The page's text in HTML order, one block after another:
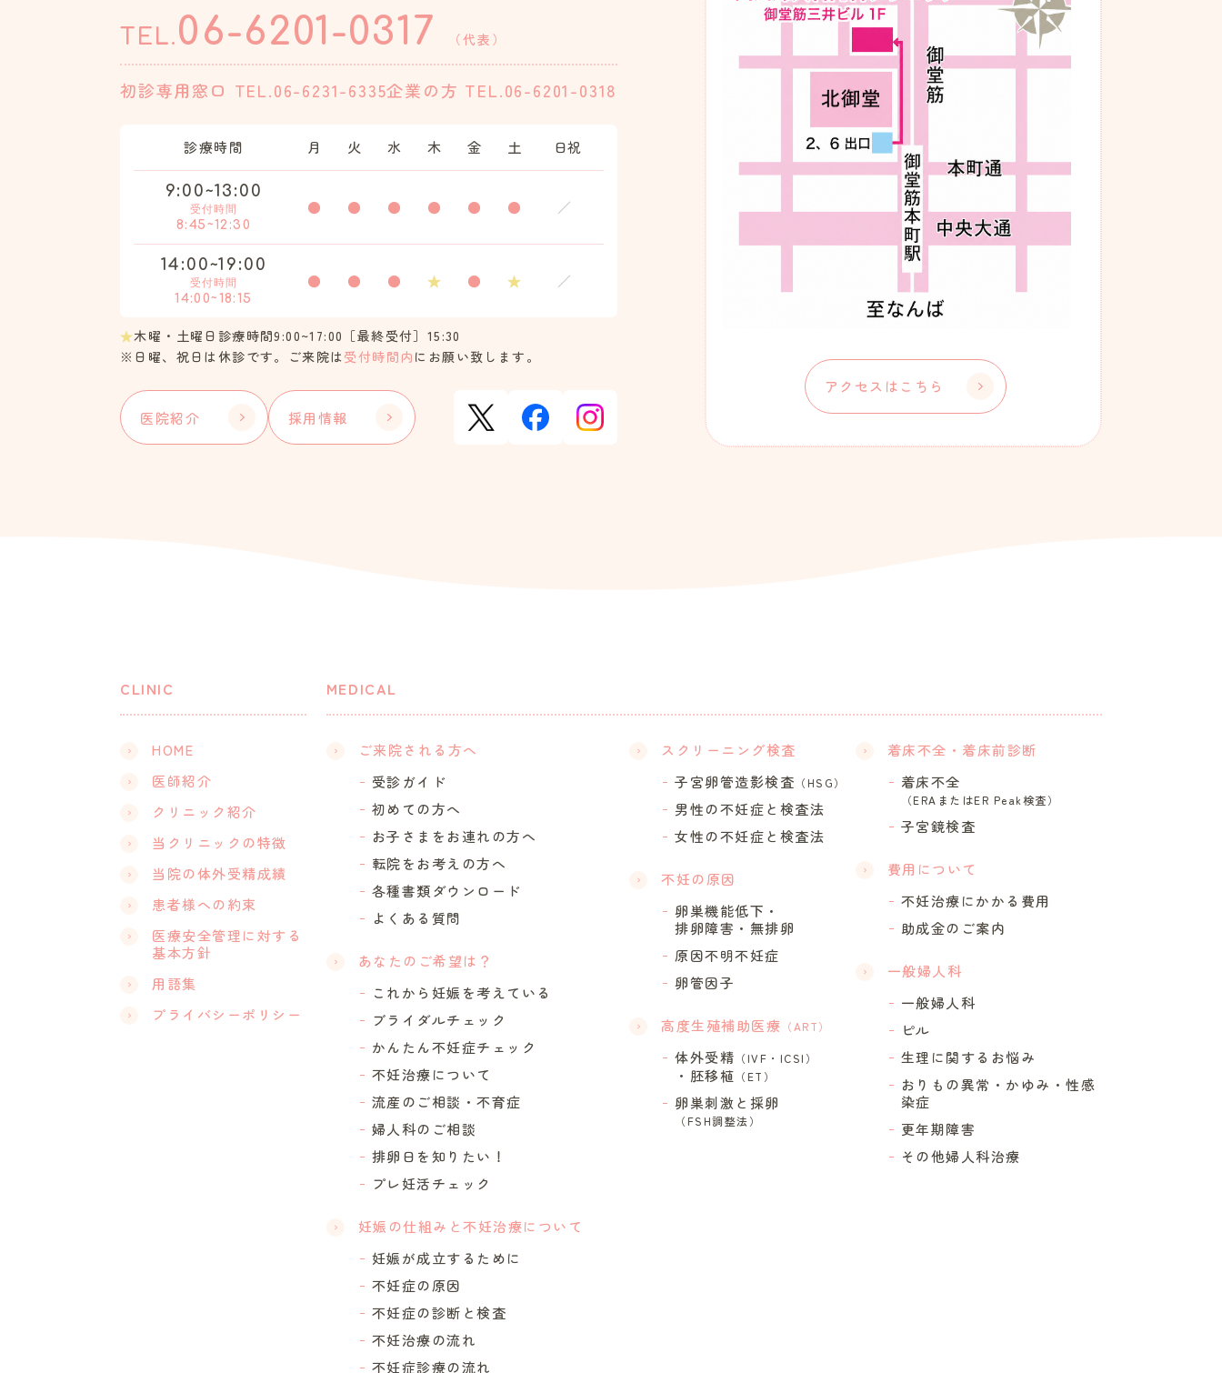
TEL.06-6201-0317 （代表）
初診専用窓口 TEL.06-6231-6335企業の方 TEL.06-6201-0318
診療時間 月 火 水 木 金 土 日祝
9:00~13:00
受付時間
8:45~12:30
● ● ● ● ● ● ／
14:00~19:00
受付時間
14:00~18:15
● ● ● ★ ● ★ ／
★木曜・土曜日診療時間9:00~17:00［最終受付］15:30
※日曜、祝日は休診です。
ご来院は 受付時間内 にお願い致します。
医院紹介 採用情報
アクセスはこちら
CLINIC
HOME
医師紹介
クリニック紹介
当クリニックの特徴
当院の体外受精成績
患者様への約束
医療安全管理に対する
基本方針
用語集
プライバシーポリシー
MEDICAL
ご来院される方へ
受診ガイド
初めての方へ
お子さまをお連れの方へ
転院をお考えの方へ
各種書類ダウンロード
よくある質問
あなたのご希望は？
これから妊娠を考えている
ブライダルチェック
かんたん不妊症チェック
不妊治療について
流産のご相談・不育症
婦人科のご相談
排卵日を知りたい！
プレ妊活チェック
妊娠の仕組みと不妊治療について
妊娠が成立するために
不妊症の原因
不妊症の診断と検査
不妊治療の流れ
不妊症診療の流れ
スクリーニング検査
子宮卵管造影検査 （HSG）
男性の不妊症と検査法
女性の不妊症と検査法
不妊の原因
卵巣機能低下・
排卵障害・無排卵
原因不明不妊症
卵管因子
高度生殖補助医療 （ART）
体外受精 （IVF・ICSI）
・胚移植 （ET）
卵巣刺激と採卵
（FSH調整法）
着床不全・着床前診断
着床不全
（ERAまたはER Peak検査）
子宮鏡検査
費用について
不妊治療にかかる費用
助成金のご案内
一般婦人科
一般婦人科
ピル
生理に関するお悩み
おりもの異常・かゆみ・性感
染症
更年期障害
その他婦人科治療